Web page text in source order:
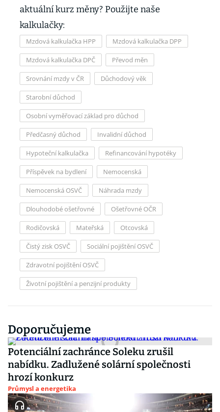
aktuální kurz měny? Použijte naše
kalkulačky:
Mzdová kalkulačka HPP Mzdová kalkulačka DPP
Mzdová kalkulačka DPČ Převod měn
Srovnání mzdy v ČR Důchodový věk
Starobní důchod
Osobní vyměřovací základ pro důchod
Předčasný důchod Invalidní důchod
Hypoteční kalkulačka Refinancování hypotéky
Příspěvek na bydlení Nemocenská
Nemocenská OSVČ Náhrada mzdy
Dlouhodobé ošetřovné Ošetřovné OČR
Rodičovská Mateřská Otcovská
Čistý zisk OSVČ Sociální pojištění OSVČ
Zdravotní pojištění OSVČ
Životní pojištění a penzijní produkty
Doporučujeme
Potenciální zachránce Soleku zrušil
nabídku. Zadlužené solární společnosti
hrozí konkurz
Průmysl a energetika